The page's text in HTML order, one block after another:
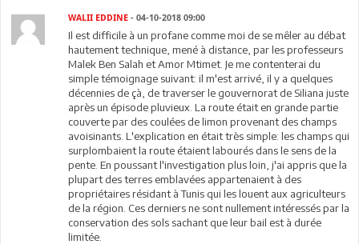
WALII EDDINE - 04-10-2018 09:00
Il est difficile à un profane comme moi de se mêler au débat
hautement technique, mené à distance, par les professeurs
Malek Ben Salah et Amor Mtimet. Je me contenterai du
simple témoignage suivant: il m'est arrivé, il y a quelques
décennies de çà, de traverser le gouvernorat de Siliana juste
après un épisode pluvieux. La route était en grande partie
couverte par des coulées de limon provenant des champs
avoisinants. L'explication en était très simple: les champs qui
surplombaient la route étaient labourés dans le sens de la
pente. En poussant l'investigation plus loin, j'ai appris que la
plupart des terres emblavées appartenaient à des
propriétaires résidant à Tunis qui les louent aux agriculteurs
de la région. Ces derniers ne sont nullement intéressés par la
conservation des sols sachant que leur bail est à durée
limitée.